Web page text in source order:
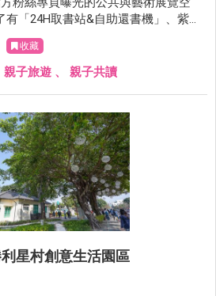
「24H取書站&自助還書機」、紫外
功能)、視廳室有半開放式包廂、包
索區、烏邦圖UBUNTU咖啡廳，都很
收藏
親子旅遊 、 親子共讀
星村創意生活園區